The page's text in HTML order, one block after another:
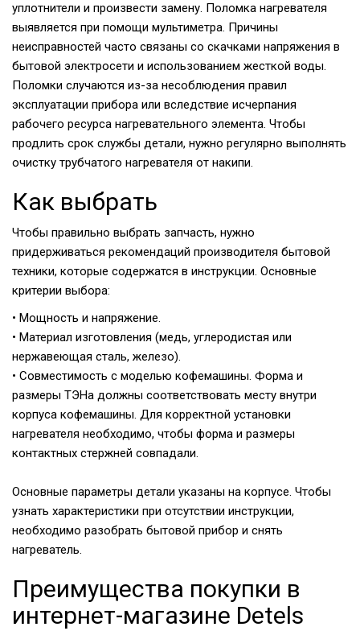
уплотнители и произвести замену. Поломка нагревателя
выявляется при помощи мультиметра. Причины
неисправностей часто связаны со скачками напряжения в
бытовой электросети и использованием жесткой воды.
Поломки случаются из-за несоблюдения правил
эксплуатации прибора или вследствие исчерпания
рабочего ресурса нагревательного элемента. Чтобы
продлить срок службы детали, нужно регулярно выполнять
очистку трубчатого нагревателя от накипи.
Как выбрать
Чтобы правильно выбрать запчасть, нужно
придерживаться рекомендаций производителя бытовой
техники, которые содержатся в инструкции. Основные
критерии выбора:
• Мощность и напряжение.
• Материал изготовления (медь, углеродистая или
нержавеющая сталь, железо).
• Совместимость с моделью кофемашины. Форма и
размеры ТЭНа должны соответствовать месту внутри
корпуса кофемашины. Для корректной установки
нагревателя необходимо, чтобы форма и размеры
контактных стержней совпадали.
Основные параметры детали указаны на корпусе. Чтобы
узнать характеристики при отсутствии инструкции,
необходимо разобрать бытовой прибор и снять
нагреватель.
Преимущества покупки в
интернет-магазине Detels